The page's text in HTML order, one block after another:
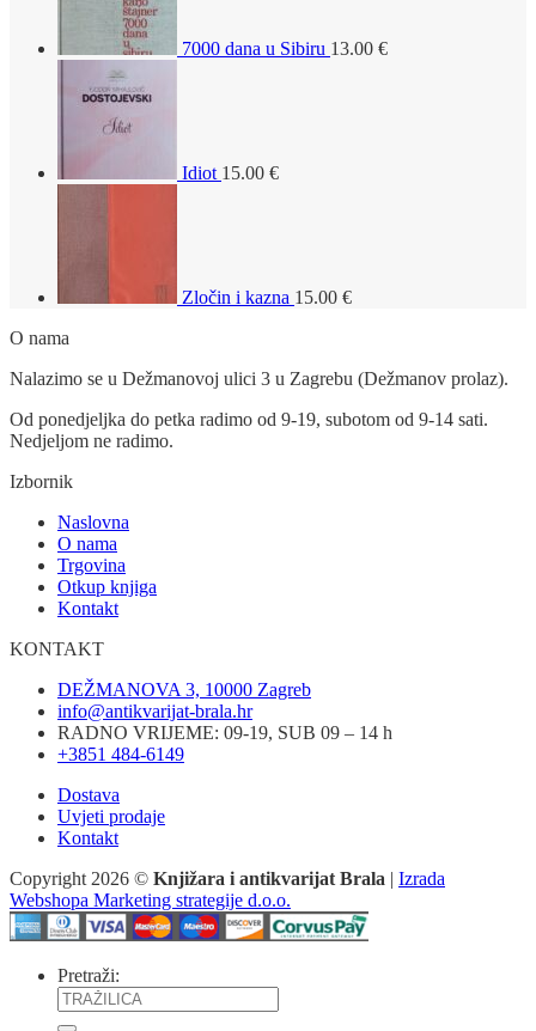
7000 dana u Sibiru 13.00 €
Idiot 15.00 €
Zločin i kazna 15.00 €
O nama
Nalazimo se u Dežmanovoj ulici 3 u Zagrebu (Dežmanov prolaz).
Od ponedjeljka do petka radimo od 9-19, subotom od 9-14 sati.
Nedjeljom ne radimo.
Izbornik
Naslovna
O nama
Trgovina
Otkup knjiga
Kontakt
KONTAKT
DEŽMANOVA 3, 10000 Zagreb
info@antikvarijat-brala.hr
RADNO VRIJEME: 09-19, SUB 09 – 14 h
+3851 484-6149
Dostava
Uvjeti prodaje
Kontakt
Copyright 2026 © Knjižara i antikvarijat Brala | Izrada
Webshopa Marketing strategije d.o.o.
Pretraži: